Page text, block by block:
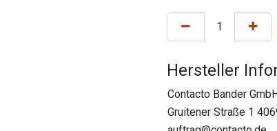
Hersteller
Contacto Bander
Gruitener Straße 1